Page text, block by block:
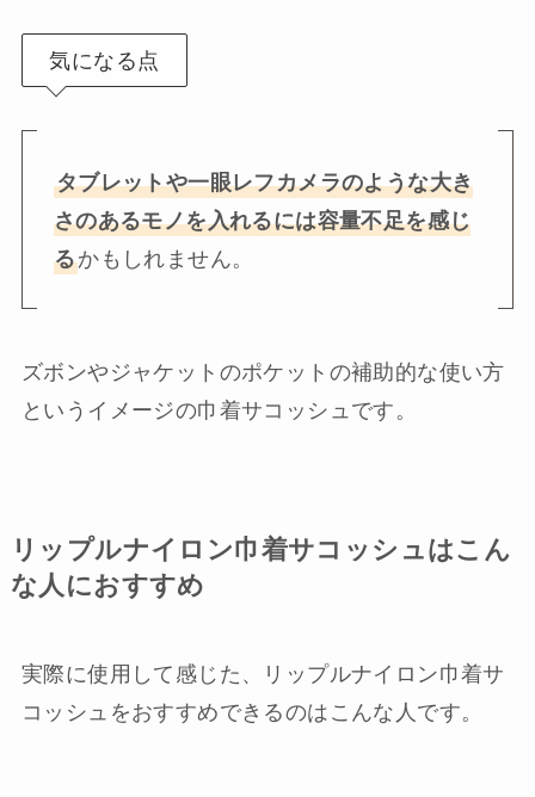
気になる点
タブレットや一眼レフカメラのような大き
さのあるモノを入れるには容量不足を感じ
るかもしれません。
ズボンやジャケットのポケットの補助的な使い方
というイメージの巾着サコッシュです。
リップルナイロン巾着サコッシュはこん
な人におすすめ
実際に使用して感じた、リップルナイロン巾着サ
コッシュをおすすめできるのはこんな人です。